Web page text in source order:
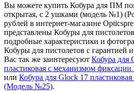
Вы можете купить Кобура для ПМ
открытая, с 2 ушками (модель №1)
рублей в интернет-магазине
представлены Кобуры для
подробные характеристики и
Кобуры для пистолетов с гарантией
Вас так же заинтересуют Кобура для
пластиковая с механизмом
или Кобура для Glock 17
(Модель №25).